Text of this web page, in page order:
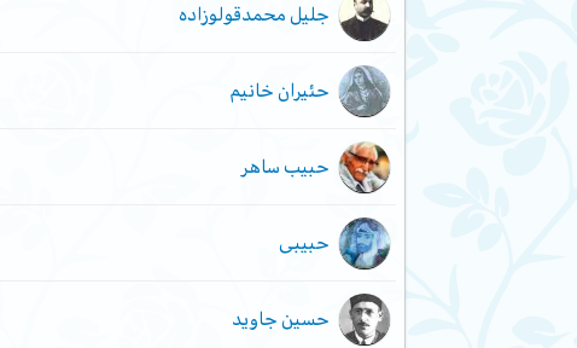
جلیل محمدقولوزاده
حئیران خانیم
حبیب ساهر
حبیبی
حسین جاوید